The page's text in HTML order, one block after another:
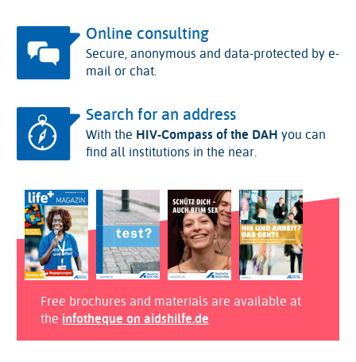
Online consulting
Secure, anonymous and data-protected by e-
mail or chat.
Search for an address
With the HIV-Compass of the DAH you can
find all institutions in the near.
Free brochures and materials are available at
the infotheque on aidshilfe.de